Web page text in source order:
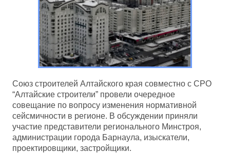
Союз строителей Алтайского края совместно с СРО
“Алтайские строители” провели очередное
совещание по вопросу изменения нормативной
сейсмичности в регионе. В обсуждении приняли
участие представители регионального Минстроя,
администрации города Барнаула, изыскатели,
проектировщики, застройщики.